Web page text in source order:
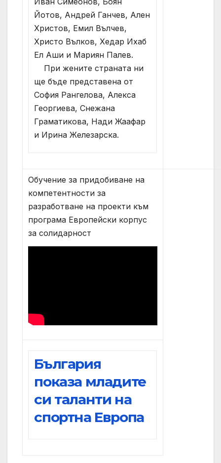
Йотов, Андрей Ганчев, Ален
Христов, Емил Вълчев,
Христо Вълков, Хедар Ихаб
Ел Аши и Мариян Палев.
При жените страната ни
ще бъде представена от
София Рангелова, Алекса
Георгиева, Снежана
Граматикова, Нади Жаафар
и Ирина Железарска.
Обучение за придобиване на
компетентности за
разработване на проекти към
програма Европейски корпус
за солидарност
България
показа младите
си таланти на
спортна Европа